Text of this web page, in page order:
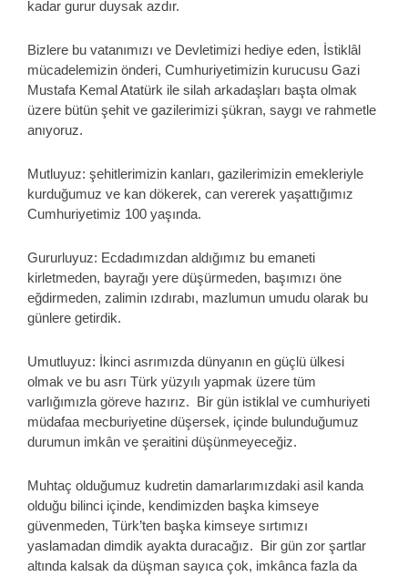
kadar gurur duysak azdır.
Bizlere bu vatanımızı ve Devletimizi hediye eden, İstiklâl
mücadelemizin önderi, Cumhuriyetimizin kurucusu Gazi
Mustafa Kemal Atatürk ile silah arkadaşları başta olmak
üzere bütün şehit ve gazilerimizi şükran, saygı ve rahmetle
anıyoruz.
Mutluyuz: şehitlerimizin kanları, gazilerimizin emekleriyle
kurduğumuz ve kan dökerek, can vererek yaşattığımız
Cumhuriyetimiz 100 yaşında.
Gururluyuz: Ecdadımızdan aldığımız bu emaneti
kirletmeden, bayrağı yere düşürmeden, başımızı öne
eğdirmeden, zalimin ızdırabı, mazlumun umudu olarak bu
günlere getirdik.
Umutluyuz: İkinci asrımızda dünyanın en güçlü ülkesi
olmak ve bu asrı Türk yüzyılı yapmak üzere tüm
varlığımızla göreve hazırız. Bir gün istiklal ve cumhuriyeti
müdafaa mecburiyetine düşersek, içinde bulunduğumuz
durumun imkân ve şeraitini düşünmeyeceğiz.
Muhtaç olduğumuz kudretin damarlarımızdaki asil kanda
olduğu bilinci içinde, kendimizden başka kimseye
güvenmeden, Türk’ten başka kimseye sırtımızı
yaslamadan dimdik ayakta duracağız. Bir gün zor şartlar
altında kalsak da düşman sayıca çok, imkânca fazla da